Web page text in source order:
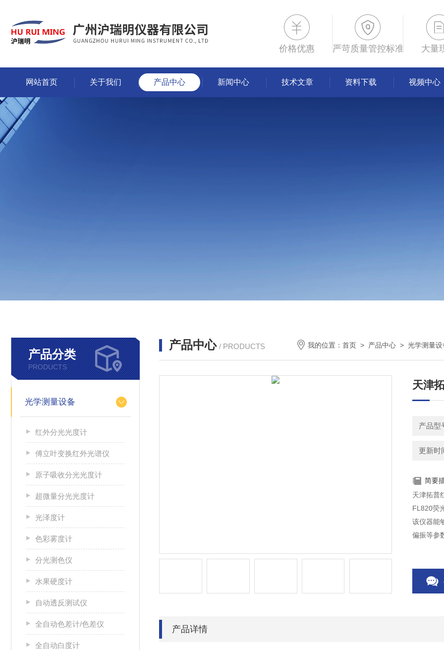
价格优惠 严苛质量管控标准 大量
网站首页 关于我们 产品中心 新闻中心 技术文章 资料下载 视频中心
产品分类
PRODUCTS
光学测量设备
红外分光光度计
傅立叶变换红外光谱仪
原子吸收分光光度计
超微量分光光度计
光泽度计
色彩雾度计
分光测色仪
水果硬度计
自动透反测试仪
全自动色差计/色差仪
全自动白度计
产品中心 / PRODUCTS 我的位置： 首页 > 产品中心 > 光学测量设
天津
产品型
更新时
简要
天津拓普
FL820荧
该仪器能
偏振等参
产品详情